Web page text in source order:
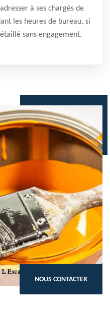
à ses chargés de
les heures de bureau, si
sans engagement.
NOUS CONTACTER